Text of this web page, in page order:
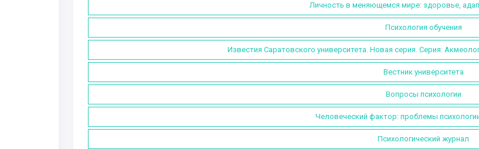
Личность в меняющемся мире: здоровье,
Психология обучения
Известия Саратовского университета. Новая серия. Серия:
Вестник университета
Вопросы психологии
Человеческий фактор: проблемы
Психологический журнал